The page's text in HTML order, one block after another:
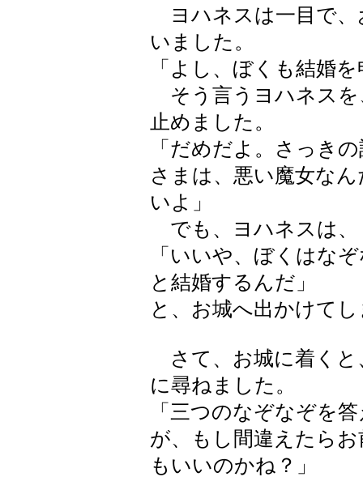
ヨハネスは一目で、
いました。
「よし、ぼくも結婚
そう言うヨハネスを
止めました。
「だめだよ。さっき
さまは、悪い魔女な
いよ」
でも、ヨハネスは、
「いいや、ぼくはな
と結婚するんだ」
と、お城へ出かけて
さて、お城に着くと
に尋ねました。
「三つのなぞなぞを
が、もし間違えたら
もいいのかね？」